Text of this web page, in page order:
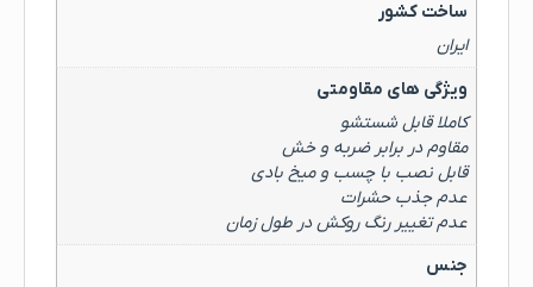
ساخت کشور
ایران
ویژگی های مقاومتی
کاملا قابل شستشو
مقاوم در برابر ضربه و خش
قابل نصب با چسب و میخ بادی
عدم جذب حشرات
عدم تغییر رنگ روکش در طول زمان
جنس